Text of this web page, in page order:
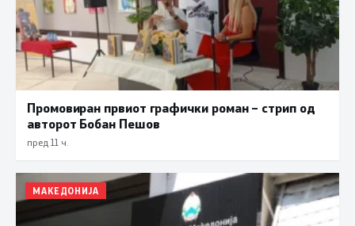
Промовиран првиот графички роман – стрип од
авторот Бобан Пешов
пред 11 ч.
МАКЕДОНИЈА